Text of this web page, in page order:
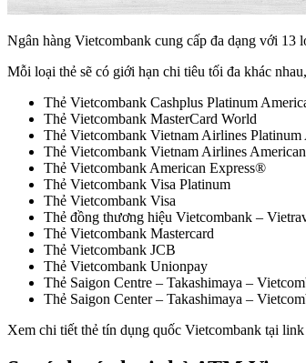
Ngân hàng Vietcombank cung cấp đa dạng với 13
Mỗi loại thẻ sẽ có giới hạn chi tiêu tối đa khác
Thẻ Vietcombank Cashplus Platinum
Thẻ Vietcombank MasterCard World
Thẻ Vietcombank Vietnam Airlines
Thẻ Vietcombank Vietnam Airlines
Thẻ Vietcombank American Express®
Thẻ Vietcombank Visa Platinum
Thẻ Vietcombank Visa
Thẻ đồng thương hiệu Vietcombank –
Thẻ Vietcombank Mastercard
Thẻ Vietcombank JCB
Thẻ Vietcombank Unionpay
Thẻ Saigon Centre – Takashimaya –
Thẻ Saigon Center – Takashimaya –
Xem chi tiết thẻ tín dụng quốc Vietcombank tại